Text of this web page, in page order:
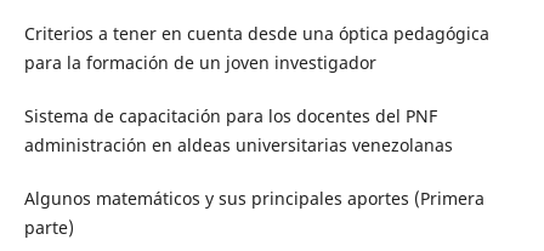
Criterios a tener en cuenta desde una óptica pedagógica
para la formación de un joven investigador
Sistema de capacitación para los docentes del PNF
administración en aldeas universitarias venezolanas
Algunos matemáticos y sus principales aportes (Primera
parte)